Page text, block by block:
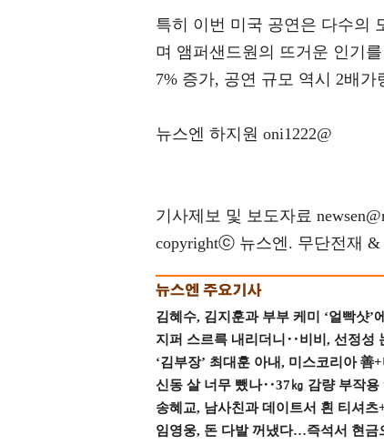
특히 이번 미국 공연은 다수의
며 앰퍼샌드원의 뜨거운 인기
7% 증가, 공연 규모 역시 2배
뉴스엔 하지원 oni1222@
기사제보 및 보도자료
copyrightⓒ 뉴스엔. 무단전재 &
김혜수, 김지훈과 부부 케미 ‘얼빡샷’
지퍼 스르륵 내리더니‥비비, 선정성
‘김부장’ 최대훈 아내, 미스코리아
신동 살 너무 뺐나‥37㎏ 감량 부작용
송혜교, 남사친과 데이트서 흰 티셔
임영웅, 돈 다발 꺼냈다…즉석서 현금